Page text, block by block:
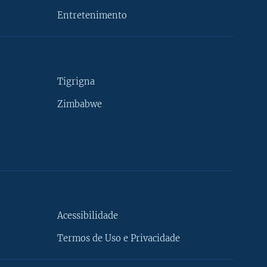
Entretenimento
Tigrigna
Zimbabwe
Acessibilidade
Termos de Uso e Privacidade